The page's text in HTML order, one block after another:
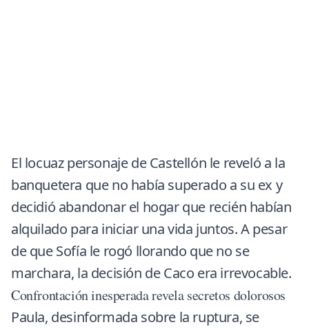
El locuaz personaje de Castellón le reveló a la
banquetera que no había superado a su ex y
decidió abandonar el hogar que recién habían
alquilado para iniciar una vida juntos. A pesar
de que Sofía le rogó llorando que no se
marchara, la decisión de Caco era irrevocable.
Confrontación inesperada revela secretos dolorosos
Paula, desinformada sobre la ruptura, se